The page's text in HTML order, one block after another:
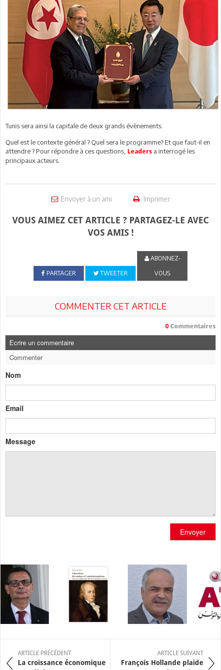
Tunis sera ainsi la capitale de deux grands évènements.
Quel est le contexte général ? Quel sera le programme? Et que faut-il en
attendre ? Pour répondre à ces questions, Leaders a interrogé les
principaux acteurs.
Envoyer à un ami Imprimer
VOUS AIMEZ CET ARTICLE ? PARTAGEZ-LE AVEC
VOS AMIS !
PARTAGER TWEETER
ABONNEZ-
VOUS
COMMENTER CET ARTICLE
0 Commentaires
Ecrire un commentaire
Commenter
Nom
Email
Message
Envoyer
ARTICLE PRÉCÉDENT
La croissance économique
ARTICLE SUIVANT
François Hollande plaide